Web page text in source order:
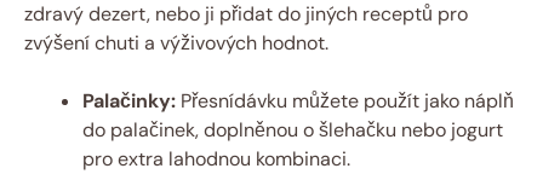
zdravý dezert, nebo ji přidat do jiných receptů pro
zvýšení chuti a výživových hodnot.
Palačinky: Přesnídávku můžete použít jako náplň
do palačinek, doplněnou o šlehačku nebo jogurt
pro extra lahodnou kombinaci.